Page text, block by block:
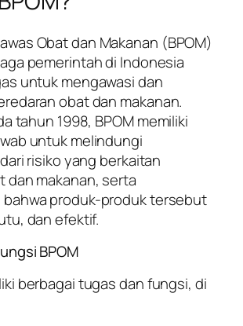
Obat dan Makanan (BPOM)
pemerintah di Indonesia
untuk mengawasi dan
obat dan makanan.
tahun 1998, BPOM memiliki
untuk melindungi
risiko yang berkaitan
dan makanan, serta
bahwa produk-produk tersebut
dan efektif.
BPOM
berbagai tugas dan fungsi, di